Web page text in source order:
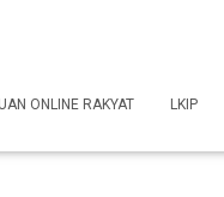
ONLINE RAKYAT LKIP